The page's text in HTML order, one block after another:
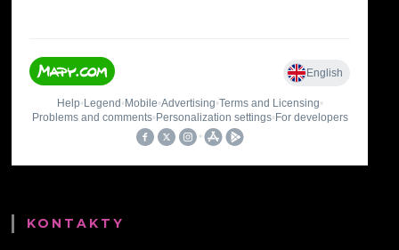
KONTAKTY